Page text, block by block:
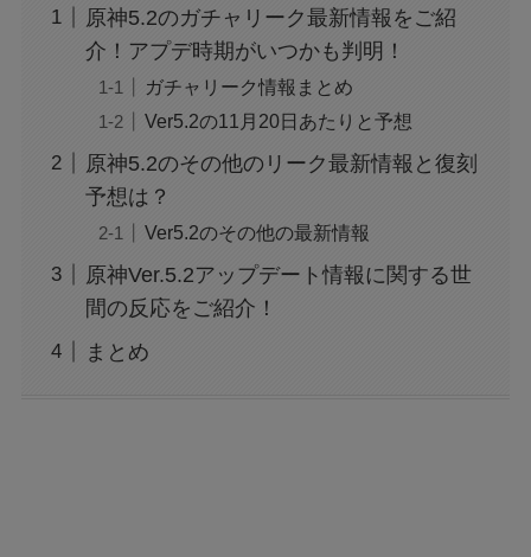
UCOO出会いアプリとは？使い方や評判・口コ
ミがやばい？サクラの危険性も！
セブンのホワイト生チョコアイスの値段は？カ
ロリーやいつまでかも！
北九州マクドナルドに防犯・監視カメラはな
い？犯人はなぜ捕まらないのかも！
原神5.2のガチャリーク最新情報をご紹
介！アプデ時期がいつかも判明！
ガチャリーク情報まとめ
Ver5.2の11月20日あたりと予想
原神5.2のその他のリーク最新情報と復刻
予想は？
Ver5.2のその他の最新情報
原神Ver.5.2アップデート情報に関する世
間の反応をご紹介！
まとめ